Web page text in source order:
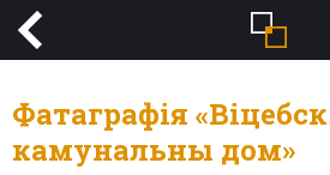
Фатаграфія «Віцебск. 4-ты
камунальны дом»